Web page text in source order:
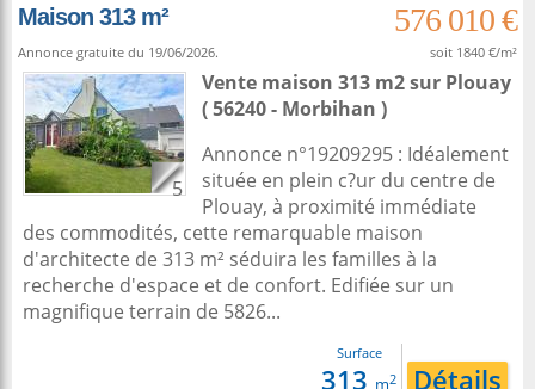
Maison 313 m² 576 010 €
Annonce gratuite du 19/06/2026. soit 1840 €/m²
5
Vente maison 313 m2sur Plouay
( 56240 - Morbihan )
Annonce n°19209295 : Idéalement
située en plein c?ur du centre de
Plouay, à proximité immédiate
des commodités, cette remarquable maison
d'architecte de 313 m² séduira les familles à la
recherche d'espace et de confort. Edifiée sur un
magnifique terrain de 5826...
Surface
313 m2 Détails